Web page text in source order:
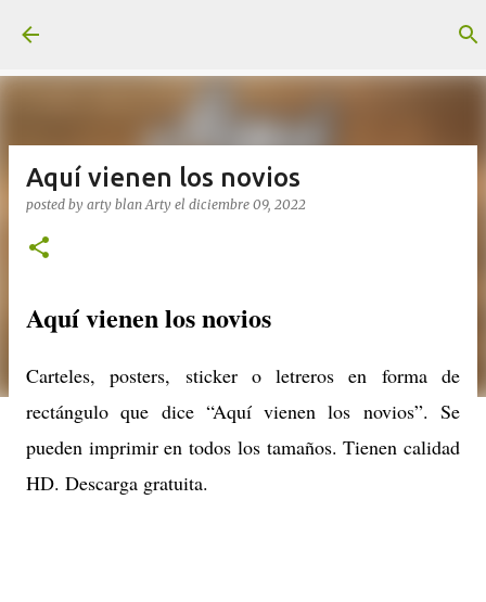
Aquí vienen los novios
posted by arty blanArty el diciembre 09, 2022
Aquí vienen los novios
Carteles, posters, sticker o letreros en forma de
rectángulo que dice “Aquí vienen los novios”. Se
pueden imprimir en todos los tamaños. Tienen calidad
HD. Descarga gratuita.